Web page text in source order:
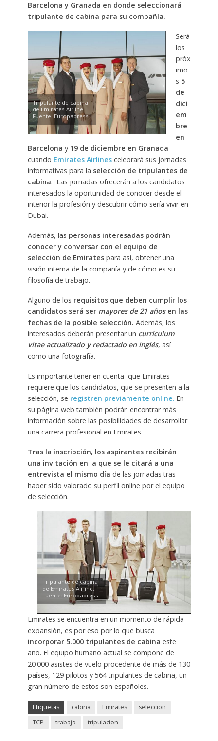
Barcelona y Granada en donde seleccionará
tripulante de cabina para su compañía.
Tripulante de cabina
de Emirates Airline.
Fuente: Europapress
Será
los
próx
imo
s 5
de
dici
em
bre
en
Barcelona y 19 de diciembre en Granada
cuando Emirates Airlines celebrará sus jornadas
informativas para la selección de tripulantes de
cabina. Las jornadas ofrecerán a los candidatos
interesados la oportunidad de conocer desde el
interior la profesión y descubrir cómo sería vivir en
Dubai.
Además, las personas interesadas podrán
conocer y conversar con el equipo de
selección de Emiratespara así, obtener una
visión interna de la compañía y de cómo es su
filosofía de trabajo.
Alguno de los requisitos que deben cumplir los
candidatos será sermayores de 21 años en las
fechas de la posible selección. Además, los
interesados deberán presentar un currículum
vitae actualizado y redactado en inglés, así
como una fotografía.
Es importante tener en cuenta que Emirates
requiere que los candidatos, que se presenten a la
selección, se registren previamente online. En
su página web también podrán encontrar más
información sobre las posibilidades de desarrollar
una carrera profesional en Emirates.
Tras la inscripción, los aspirantes recibirán
una invitación en la que se le citará a una
entrevista el mismo día de las jornadas tras
haber sido valorado su perfil online por el equipo
de selección.
Tripulante de cabina
de Emirates Airline.
Fuente: Europapress
Emirates se encuentra en un momento de rápida
expansión, es por eso por lo que busca
incorporar 5.000 tripulantes de cabina este
año. El equipo humano actual se compone de
20.000 asistes de vuelo procedente de más de 130
países, 129 pilotos y 564 tripulantes de cabina, un
gran número de estos son españoles.
Etiquetas cabina Emirates
seleccion
TCP
trabajo tripulacion